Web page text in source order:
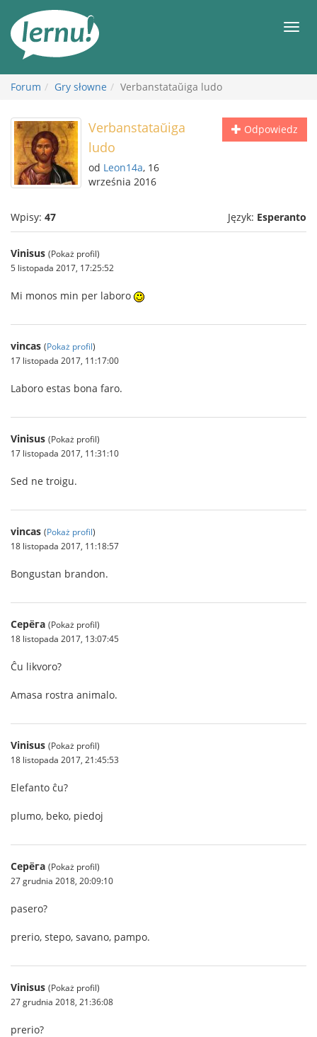
Forum Gry słowne Verbanstataŭiga ludo
Odpowiedz
Verbanstataŭiga
ludo
od Leon14a, 16
września 2016
Wpisy: 47 Język: Esperanto
Vinisus (Pokaż profil)
5 listopada 2017, 17:25:52
Mi monos min per laboro
vincas (Pokaż profil)
17 listopada 2017, 11:17:00
Laboro estas bona faro.
Vinisus (Pokaż profil)
17 listopada 2017, 11:31:10
Sed ne troigu.
vincas (Pokaż profil)
18 listopada 2017, 11:18:57
Bongustan brandon.
Серёга (Pokaż profil)
18 listopada 2017, 13:07:45
Ĉu likvoro?
Amasa rostra animalo.
Vinisus (Pokaż profil)
18 listopada 2017, 21:45:53
Elefanto ĉu?
plumo, beko, piedoj
Серёга (Pokaż profil)
27 grudnia 2018, 20:09:10
pasero?
prerio, stepo, savano, pampo.
Vinisus (Pokaż profil)
27 grudnia 2018, 21:36:08
prerio?